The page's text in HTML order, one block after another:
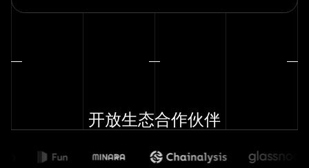
开放生态合作伙伴